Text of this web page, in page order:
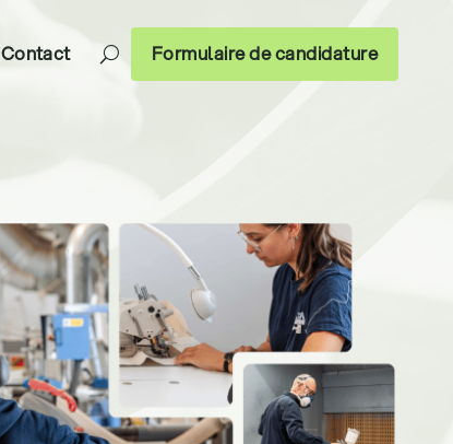
Contact Formulaire de candidature